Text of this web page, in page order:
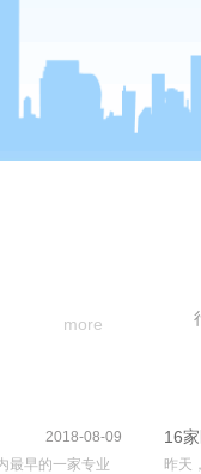
more
2018-08-09
最早的一家专业
16
昨天